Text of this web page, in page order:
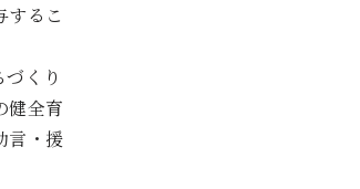
するこ
くり
健全育
言・援